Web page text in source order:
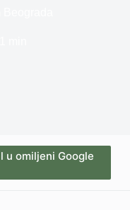
u omiljeni Google